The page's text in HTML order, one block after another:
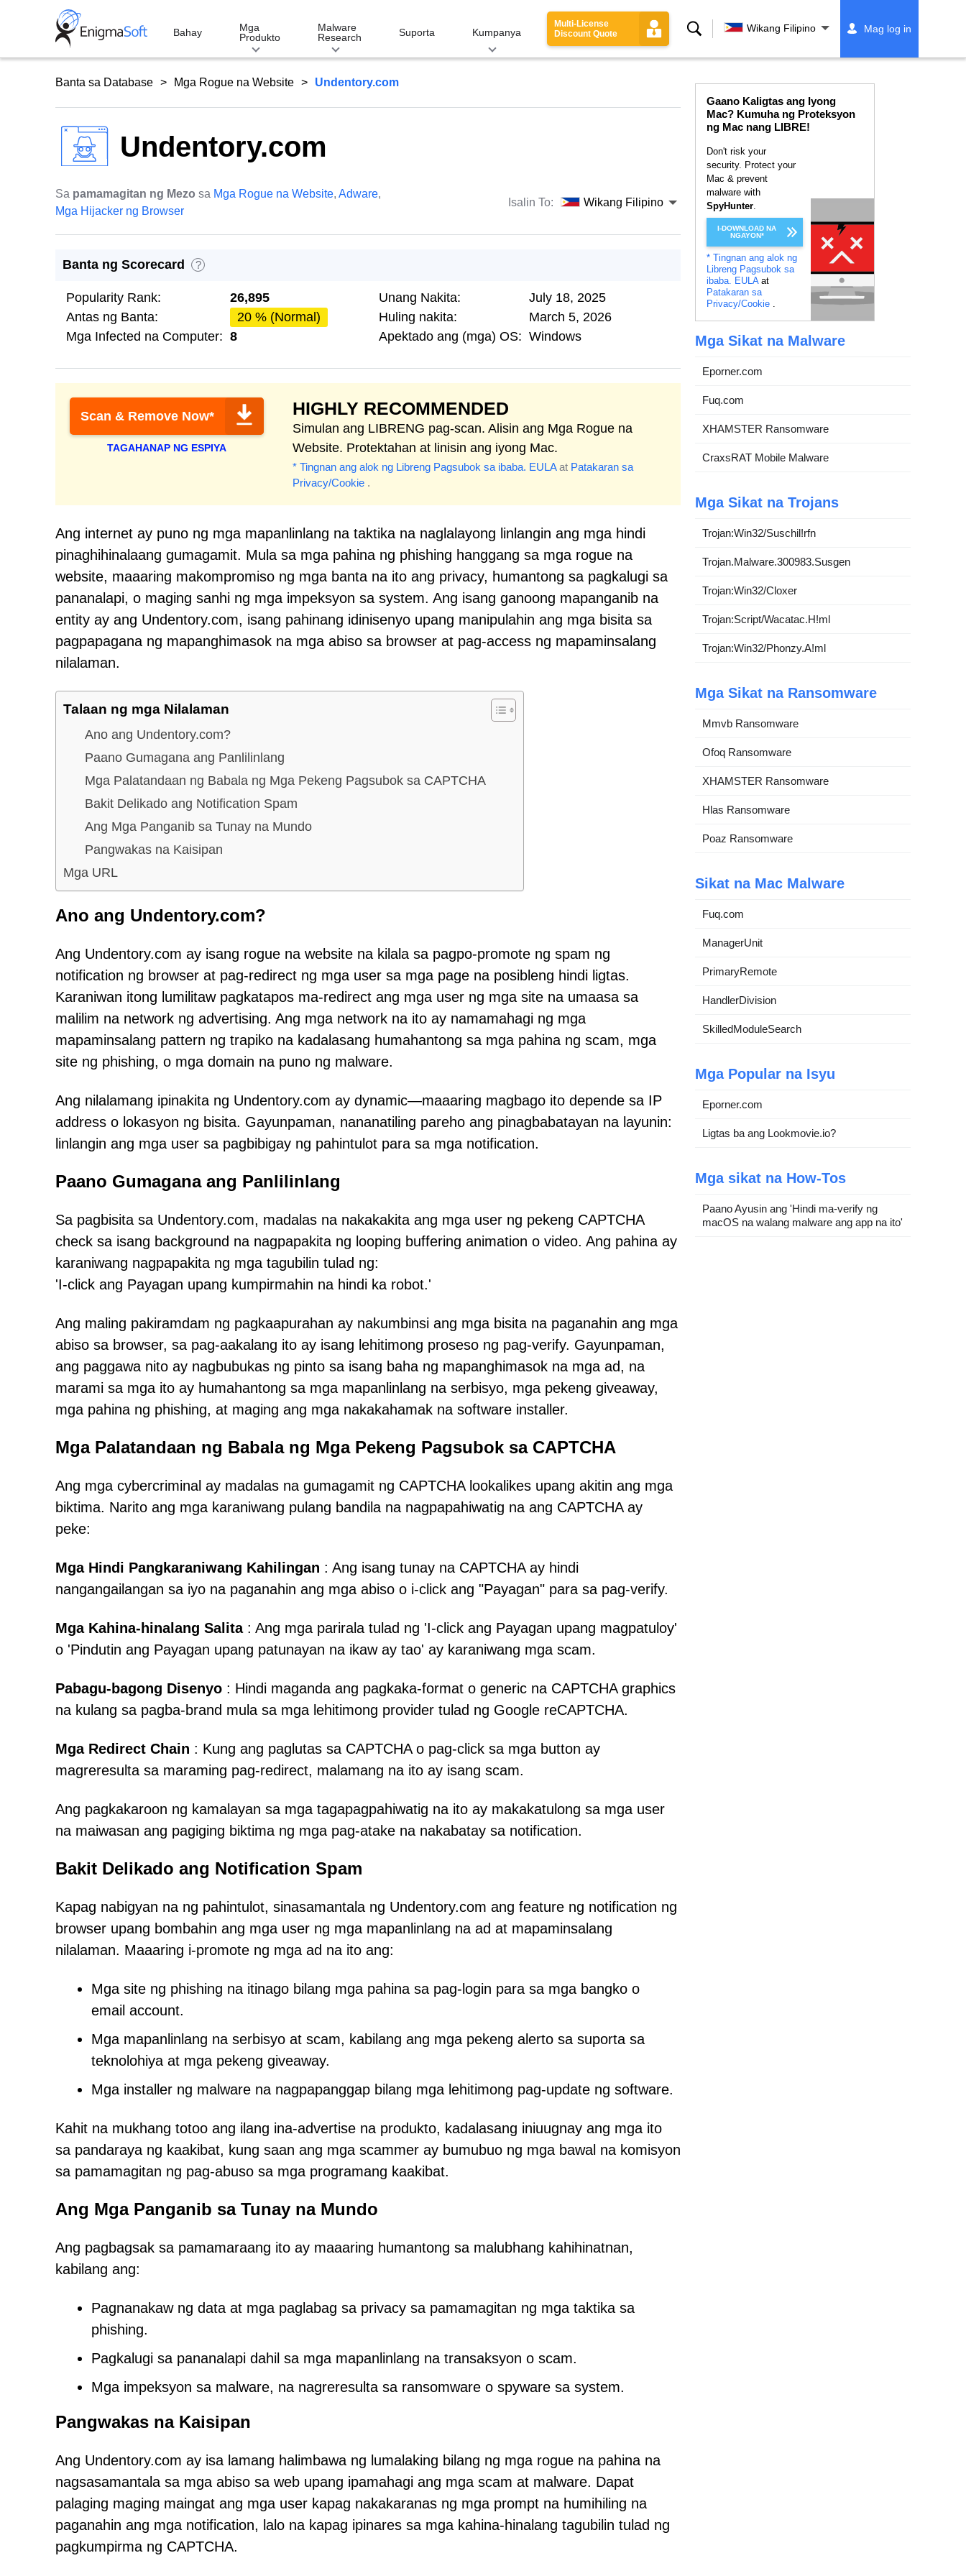
Bahay
Mga
Produkto
Malware
Research
Suporta Kumpanya
Multi-License
Discount Quote
PaghahanapWikang Filipino Mag log in
Banta sa Database Mga Rogue na Website Undentory.com
Undentory.com
Sa pamamagitan ng Mezo sa Mga Rogue na Website, Adware,
Mga Hijacker ng Browser
Isalin To: Wikang Filipino
Banta ng Scorecard ?
Popularity Rank:
26,895
Antas ng Banta:
20 % (Normal)
Mga Infected na Computer: 8
Unang Nakita:
July 18, 2025
Huling nakita:
March 5, 2026
Apektado ang (mga) OS: Windows
Scan & Remove Now*
TAGAHANAP NG ESPIYA
HIGHLY RECOMMENDED
Simulan ang LIBRENG pag-scan. Alisin ang Mga Rogue na
Website. Protektahan at linisin ang iyong Mac.
* Tingnan ang alok ng Libreng Pagsubok sa ibaba. EULAat Patakaran sa
Privacy/Cookie .
Ang internet ay puno ng mga mapanlinlang na taktika na naglalayong linlangin ang mga hindi
pinaghihinalaang gumagamit. Mula sa mga pahina ng phishing hanggang sa mga rogue na
website, maaaring makompromiso ng mga banta na ito ang privacy, humantong sa pagkalugi sa
pananalapi, o maging sanhi ng mga impeksyon sa system. Ang isang ganoong mapanganib na
entity ay ang Undentory.com, isang pahinang idinisenyo upang manipulahin ang mga bisita sa
pagpapagana ng mapanghimasok na mga abiso sa browser at pag-access ng mapaminsalang
nilalaman.
Talaan ng mga Nilalaman
Ano ang Undentory.com?
Paano Gumagana ang Panlilinlang
Mga Palatandaan ng Babala ng Mga Pekeng Pagsubok sa CAPTCHA
Bakit Delikado ang Notification Spam
Ang Mga Panganib sa Tunay na Mundo
Pangwakas na Kaisipan
Mga URL
Ano ang Undentory.com?
Ang Undentory.com ay isang rogue na website na kilala sa pagpo-promote ng spam ng
notification ng browser at pag-redirect ng mga user sa mga page na posibleng hindi ligtas.
Karaniwan itong lumilitaw pagkatapos ma-redirect ang mga user ng mga site na umaasa sa
malilim na network ng advertising. Ang mga network na ito ay namamahagi ng mga
mapaminsalang pattern ng trapiko na kadalasang humahantong sa mga pahina ng scam, mga
site ng phishing, o mga domain na puno ng malware.
Ang nilalamang ipinakita ng Undentory.com ay dynamic—maaaring magbago ito depende sa IP
address o lokasyon ng bisita. Gayunpaman, nananatiling pareho ang pinagbabatayan na layunin:
linlangin ang mga user sa pagbibigay ng pahintulot para sa mga notification.
Paano Gumagana ang Panlilinlang
Sa pagbisita sa Undentory.com, madalas na nakakakita ang mga user ng pekeng CAPTCHA
check sa isang background na nagpapakita ng looping buffering animation o video. Ang pahina ay
karaniwang nagpapakita ng mga tagubilin tulad ng:
'I-click ang Payagan upang kumpirmahin na hindi ka robot.'
Ang maling pakiramdam ng pagkaapurahan ay nakumbinsi ang mga bisita na paganahin ang mga
abiso sa browser, sa pag-aakalang ito ay isang lehitimong proseso ng pag-verify. Gayunpaman,
ang paggawa nito ay nagbubukas ng pinto sa isang baha ng mapanghimasok na mga ad, na
marami sa mga ito ay humahantong sa mga mapanlinlang na serbisyo, mga pekeng giveaway,
mga pahina ng phishing, at maging ang mga nakakahamak na software installer.
Mga Palatandaan ng Babala ng Mga Pekeng Pagsubok sa CAPTCHA
Ang mga cybercriminal ay madalas na gumagamit ng CAPTCHA lookalikes upang akitin ang mga
biktima. Narito ang mga karaniwang pulang bandila na nagpapahiwatig na ang CAPTCHA ay
peke:
Mga Hindi Pangkaraniwang Kahilingan : Ang isang tunay na CAPTCHA ay hindi
nangangailangan sa iyo na paganahin ang mga abiso o i-click ang "Payagan" para sa pag-verify.
Mga Kahina-hinalang Salita: Ang mga parirala tulad ng 'I-click ang Payagan upang magpatuloy'
o 'Pindutin ang Payagan upang patunayan na ikaw ay tao' ay karaniwang mga scam.
Pabagu-bagong Disenyo : Hindi maganda ang pagkaka-format o generic na CAPTCHA graphics
na kulang sa pagba-brand mula sa mga lehitimong provider tulad ng Google reCAPTCHA.
Mga Redirect Chain : Kung ang paglutas sa CAPTCHA o pag-click sa mga button ay
magreresulta sa maraming pag-redirect, malamang na ito ay isang scam.
Ang pagkakaroon ng kamalayan sa mga tagapagpahiwatig na ito ay makakatulong sa mga user
na maiwasan ang pagiging biktima ng mga pag-atake na nakabatay sa notification.
Bakit Delikado ang Notification Spam
Kapag nabigyan na ng pahintulot, sinasamantala ng Undentory.com ang feature ng notification ng
browser upang bombahin ang mga user ng mga mapanlinlang na ad at mapaminsalang
nilalaman. Maaaring i-promote ng mga ad na ito ang:
Mga site ng phishing na itinago bilang mga pahina sa pag-login para sa mga bangko o
email account.
Mga mapanlinlang na serbisyo at scam, kabilang ang mga pekeng alerto sa suporta sa
teknolohiya at mga pekeng giveaway.
Mga installer ng malware na nagpapanggap bilang mga lehitimong pag-update ng software.
Kahit na mukhang totoo ang ilang ina-advertise na produkto, kadalasang iniuugnay ang mga ito
sa pandaraya ng kaakibat, kung saan ang mga scammer ay bumubuo ng mga bawal na komisyon
sa pamamagitan ng pag-abuso sa mga programang kaakibat.
Ang Mga Panganib sa Tunay na Mundo
Ang pagbagsak sa pamamaraang ito ay maaaring humantong sa malubhang kahihinatnan,
kabilang ang:
Pagnanakaw ng data at mga paglabag sa privacy sa pamamagitan ng mga taktika sa
phishing.
Pagkalugi sa pananalapi dahil sa mga mapanlinlang na transaksyon o scam.
Mga impeksyon sa malware, na nagreresulta sa ransomware o spyware sa system.
Pangwakas na Kaisipan
Ang Undentory.com ay isa lamang halimbawa ng lumalaking bilang ng mga rogue na pahina na
nagsasamantala sa mga abiso sa web upang ipamahagi ang mga scam at malware. Dapat
palaging maging maingat ang mga user kapag nakakaranas ng mga prompt na humihiling na
paganahin ang mga notification, lalo na kapag ipinares sa mga kahina-hinalang tagubilin tulad ng
pagkumpirma ng CAPTCHA.
Gaano Kaligtas ang Iyong
Mac? Kumuha ng Proteksyon
ng Mac nang LIBRE!
Don't risk your
security. Protect your
Mac & prevent
malware with
SpyHunter.
I-DOWNLOAD NA
NGAYON*
* Tingnan ang alok ng
Libreng Pagsubok sa
ibaba. EULAat
Patakaran sa
Privacy/Cookie
Mga Sikat na Malware
Eporner.com
Fuq.com
XHAMSTER Ransomware
CraxsRAT Mobile Malware
Mga Sikat na Trojans
Trojan:Win32/Suschil!rfn
Trojan.Malware.300983.Susgen
Trojan:Win32/Cloxer
Trojan:Script/Wacatac.H!ml
Trojan:Win32/Phonzy.A!ml
Mga Sikat na Ransomware
Mmvb Ransomware
Ofoq Ransomware
XHAMSTER Ransomware
Hlas Ransomware
Poaz Ransomware
Sikat na Mac Malware
Fuq.com
ManagerUnit
PrimaryRemote
HandlerDivision
SkilledModuleSearch
Mga Popular na Isyu
Eporner.com
Ligtas ba ang Lookmovie.io?
Mga sikat na How-Tos
Paano Ayusin ang 'Hindi ma-verify ng
macOS na walang malware ang app na ito'